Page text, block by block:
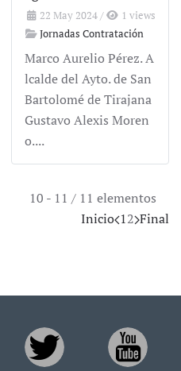
22 May 2024/
1 views
Jornadas Contratación
Marco Aurelio Pérez. A
lcalde del Ayto. de San
Bartolomé de Tirajana
Gustavo Alexis Moren
o....
10 - 11 / 11 elementos
Inicio 12 Final